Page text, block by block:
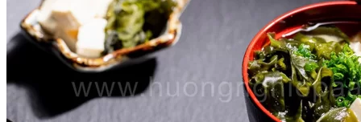
Nghiệp Vụ Bếp Trưởng Bếp Hoa
Nghiệp Vụ Bếp Hàn
Nghiệp Vụ Bếp Thái
Nghiệp Vụ Bếp Chay
Nghiệp Vụ Quản Lý Bếp
Nghiệp Vụ Cấp Dưỡng
Nghiệp Vụ Bếp Phụ
Điểm Tâm Hồng Kông